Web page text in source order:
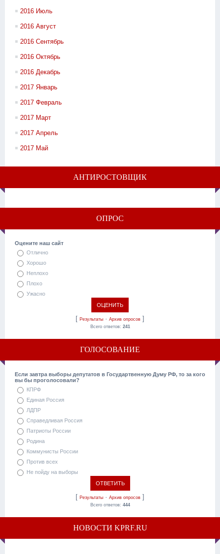
2016 Июль
2016 Август
2016 Сентябрь
2016 Октябрь
2016 Декабрь
2017 Январь
2017 Февраль
2017 Март
2017 Апрель
2017 Май
АНТИРОСТОВЩИК
ОПРОС
Оцените наш сайт
Отлично
Хорошо
Неплохо
Плохо
Ужасно
[ Результаты · Архив опросов ]
Всего ответов: 241
ГОЛОСОВАНИЕ
Если завтра выборы депутатов в Государтвенную Думу РФ, то за кого
вы бы проголосовали?
КПРФ
Единая Россия
ЛДПР
Справедливая Россия
Патриоты России
Родина
Коммунисты России
Против всех
Не пойду на выборы
[ Результаты · Архив опросов ]
Всего ответов: 444
НОВОСТИ KPRF.RU